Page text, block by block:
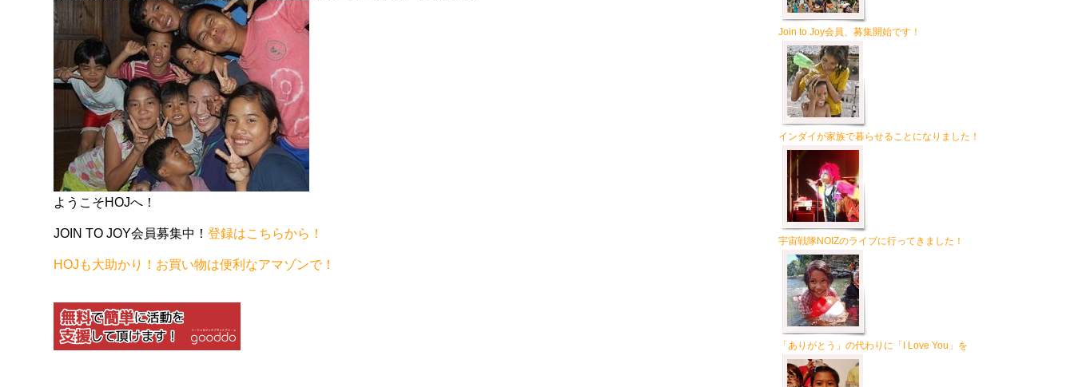
ようこそHOJへ！
JOIN TO JOY会員募集中！登録はこちらから！
HOJも大助かり！お買い物は便利なアマゾンで！
Join to Joy会員、募集開始です！
インダイが家族で暮らせることになりました！
宇宙戦隊NOIZのライブに行ってきました！
「ありがとう」の代わりに「I Love You」を